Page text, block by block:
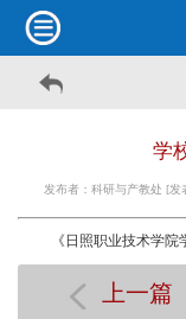
学
发布者：科研与产教处 [发
《日照职业技术学
上一篇